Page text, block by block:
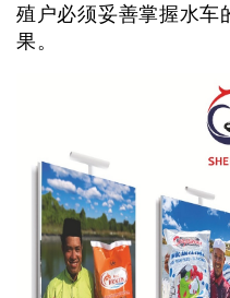
殖户必须妥善掌握水车
果。